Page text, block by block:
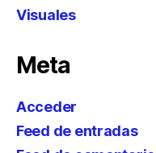
Visuales
Meta
Acceder
Feed de entradas